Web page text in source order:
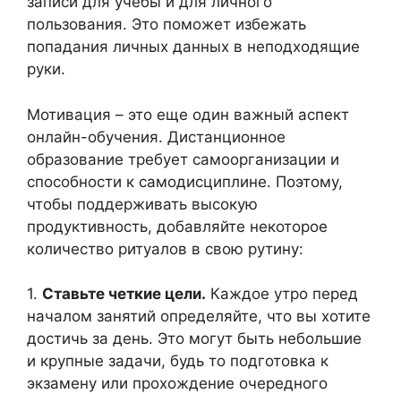
пользования. Это поможет избежать
попадания личных данных в неподходящие
руки.
Мотивация – это еще один важный аспект
онлайн-обучения. Дистанционное
образование требует самоорганизации и
способности к самодисциплине. Поэтому,
чтобы поддерживать высокую
продуктивность, добавляйте некоторое
количество ритуалов в свою рутину:
1. Ставьте четкие цели. Каждое утро перед
началом занятий определяйте, что вы хотите
достичь за день. Это могут быть небольшие
и крупные задачи, будь то подготовка к
экзамену или прохождение очередного